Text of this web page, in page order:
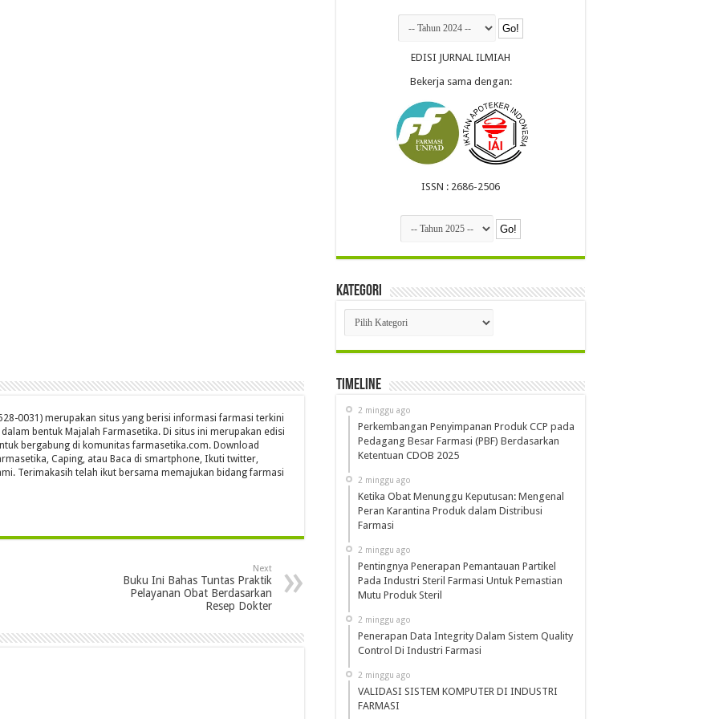
0031) merupakan situs yang berisi informasi farmasi terkini
bentuk Majalah Farmasetika. Di situs ini merupakan edisi
bergabung di komunitas farmasetika.com. Download
Caping, atau Baca di smartphone, Ikuti twitter,
Terimakasih telah ikut bersama memajukan bidang farmasi
Next
Buku Ini Bahas Tuntas Praktik
Pelayanan Obat Berdasarkan
Resep Dokter
EDISI JURNAL ILMIAH
Bekerja sama dengan:
ISSN : 2686-2506
Kategori
Kategori
Timeline
2 minggu ago
Perkembangan Penyimpanan Produk CCP pada
Pedagang Besar Farmasi (PBF) Berdasarkan
Ketentuan CDOB 2025
2 minggu ago
Ketika Obat Menunggu Keputusan: Mengenal
Peran Karantina Produk dalam Distribusi
Farmasi
2 minggu ago
Pentingnya Penerapan Pemantauan Partikel
Pada Industri Steril Farmasi Untuk Pemastian
Mutu Produk Steril
2 minggu ago
Penerapan Data Integrity Dalam Sistem Quality
Control Di Industri Farmasi
2 minggu ago
VALIDASI SISTEM KOMPUTER DI INDUSTRI
FARMASI